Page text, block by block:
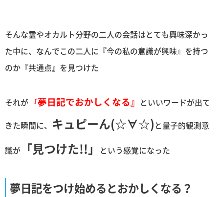
そんな霊やオカルト分野の二人の会話はとても興味深かっ
た中に、なんでこの二人に『今の私の意識が興味』を持つ
のか『共通点』を見つけた
それが 『夢日記でおかしくなる』 といいワードが出て
きた瞬間に、 キュピーん(☆∀☆)と量子的観測意
識が 「見つけた!!」 という感覚になった
夢日記をつけ始めるとおかしくなる？